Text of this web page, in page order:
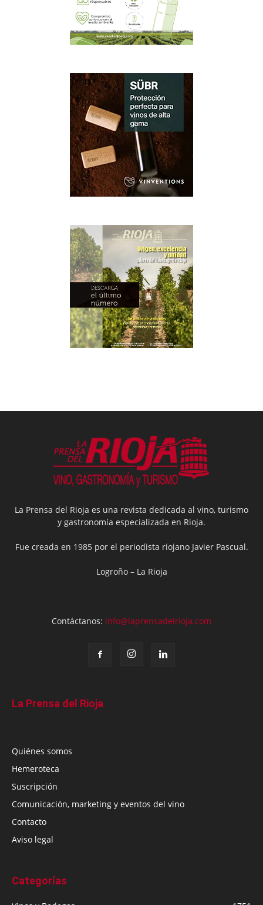
La Prensa del Rioja es una revista dedicada al vino, turismo
y gastronomía especializada en Rioja.
Fue creada en 1985 por el periodista riojano Javier Pascual.
Logroño – La Rioja
Contáctanos: info@laprensadelrioja.com
La Prensa del Rioja
Quiénes somos
Hemeroteca
Suscripción
Comunicación, marketing y eventos del vino
Contacto
Aviso legal
Categorías